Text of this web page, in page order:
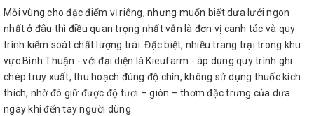
Mỗi vùng cho đặc điểm vị riêng, nhưng muốn biết dưa lưới ngon
nhất ở đâu thì điều quan trọng nhất vẫn là đơn vị canh tác và quy
trình kiểm soát chất lượng trái. Đặc biệt, nhiều trang trại trong khu
vực Bình Thuận - với đại diện là Kieufarm - áp dụng quy trình ghi
chép truy xuất, thu hoạch đúng độ chín, không sử dụng thuốc kích
thích, nhờ đó giữ được độ tươi – giòn – thơm đặc trưng của dưa
ngay khi đến tay người dùng.